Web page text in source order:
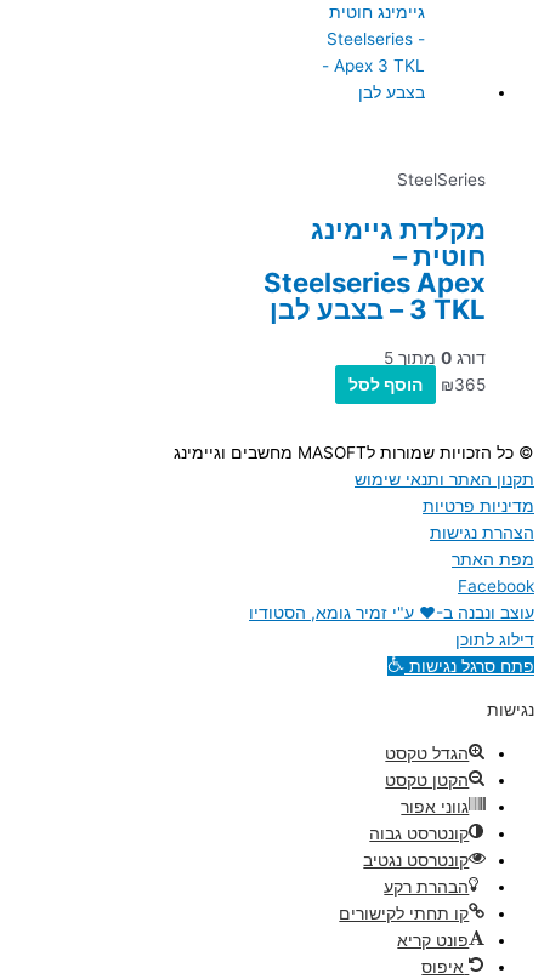
SteelSeries
מקלדת גיימינג
חוטית –
Steelseries Apex
3 TKL – בצבע לבן
דורג 0 מתוך 5
₪365 הוסף לסל
© כל הזכויות שמורות לMASOFT מחשבים וגיימינג
תקנון האתר ותנאי שימוש
מדיניות פרטיות
הצהרת נגישות
מפת האתר
Facebook
עוצב ונבנה ב-♥︎ ע"י זמיר גומא, הסטודיו
דילוג לתוכן
פתח סרגל נגישות
נגישות
הגדל טקסט
הקטן טקסט
גווני אפור
קונטרסט גבוה
קונטרסט נגטיב
הבהרת רקע
קו תחתי לקישורים
פונט קריא
איפוס